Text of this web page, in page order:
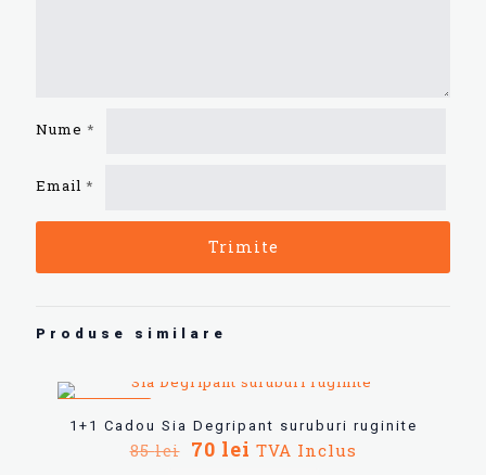
Nume *
Email *
Produse similare
1+1 Cadou Sia Degripant suruburi ruginite
85lei Prețul
70 lei Prețul
TVA Inclus